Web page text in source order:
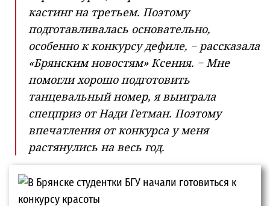
кастинг на третьем. Поэтому
подготавливалась основательно,
особенно к конкурсу дефиле, − рассказала
«Брянским новостям» Ксения. − Мне
помогли хорошо подготовить
танцевальный номер, я выиграла
спецприз от Нади Гетман. Поэтому
впечатления от конкурса у меня
растянулись на весь год.